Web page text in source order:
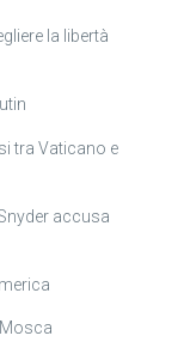
la libertà
tra Vaticano e
accusa